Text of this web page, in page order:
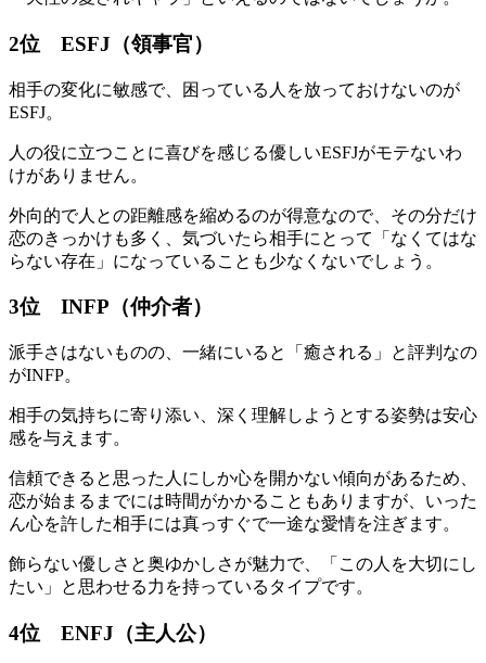
2位 ESFJ（領事官）
相手の変化に敏感で、困っている人を放っておけないのが
ESFJ。
人の役に立つことに喜びを感じる優しいESFJがモテないわ
けがありません。
外向的で人との距離感を縮めるのが得意なので、その分だけ
恋のきっかけも多く、気づいたら相手にとって「なくてはな
らない存在」になっていることも少なくないでしょう。
3位 INFP（仲介者）
派手さはないものの、一緒にいると「癒される」と評判なの
がINFP。
相手の気持ちに寄り添い、深く理解しようとする姿勢は安心
感を与えます。
信頼できると思った人にしか心を開かない傾向があるため、
恋が始まるまでには時間がかかることもありますが、いった
ん心を許した相手には真っすぐで一途な愛情を注ぎます。
飾らない優しさと奥ゆかしさが魅力で、「この人を大切にし
たい」と思わせる力を持っているタイプです。
4位 ENFJ（主人公）